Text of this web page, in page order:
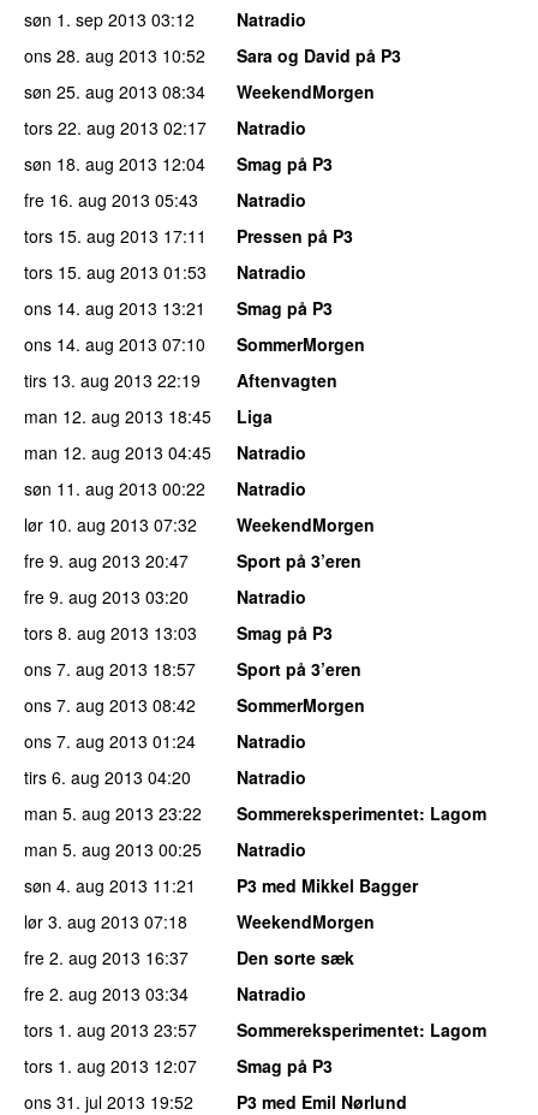
søn 1. sep 2013 03:12
Natradio
ons 28. aug 2013 10:52
Sara og David på P3
søn 25. aug 2013 08:34
WeekendMorgen
tors 22. aug 2013 02:17
Natradio
søn 18. aug 2013 12:04
Smag på P3
fre 16. aug 2013 05:43
Natradio
tors 15. aug 2013 17:11
Pressen på P3
tors 15. aug 2013 01:53
Natradio
ons 14. aug 2013 13:21
Smag på P3
ons 14. aug 2013 07:10
SommerMorgen
tirs 13. aug 2013 22:19
Aftenvagten
man 12. aug 2013 18:45
Liga
man 12. aug 2013 04:45
Natradio
søn 11. aug 2013 00:22
Natradio
lør 10. aug 2013 07:32
WeekendMorgen
fre 9. aug 2013 20:47
Sport på 3’eren
fre 9. aug 2013 03:20
Natradio
tors 8. aug 2013 13:03
Smag på P3
ons 7. aug 2013 18:57
Sport på 3’eren
ons 7. aug 2013 08:42
SommerMorgen
ons 7. aug 2013 01:24
Natradio
tirs 6. aug 2013 04:20
Natradio
man 5. aug 2013 23:22 Sommereksperimentet: Lagom
man 5. aug 2013 00:25
Natradio
søn 4. aug 2013 11:21
P3 med Mikkel Bagger
lør 3. aug 2013 07:18
WeekendMorgen
fre 2. aug 2013 16:37
Den sorte sæk
fre 2. aug 2013 03:34
Natradio
tors 1. aug 2013 23:57 Sommereksperimentet: Lagom
tors 1. aug 2013 12:07
Smag på P3
ons 31. jul 2013 19:52
P3 med Emil Nørlund